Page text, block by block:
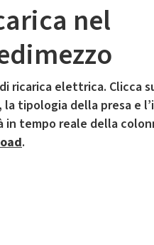
nel
ricarica elettrica. Clicca
tipologia della presa e
in tempo reale della
.